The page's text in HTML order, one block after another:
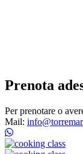
Prenota
Per prenotare o
Mail: